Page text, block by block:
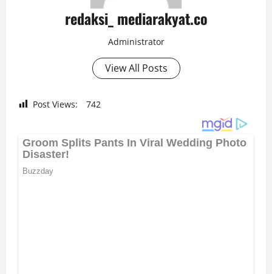
redaksi_ mediarakyat.co
Administrator
View All Posts
Post Views: 742